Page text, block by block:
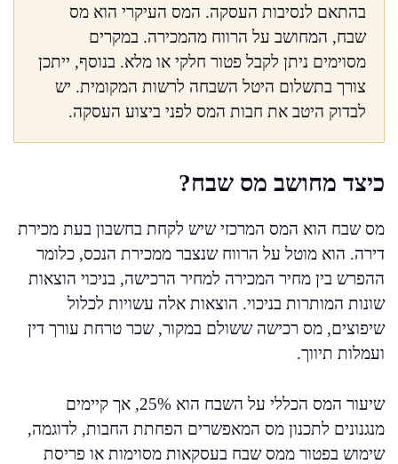
בהתאם לנסיבות העסקה. המס העיקרי הוא מס
שבח, המחושב על הרווח מהמכירה. במקרים
מסוימים ניתן לקבל פטור חלקי או מלא. בנוסף, ייתכן
צורך בתשלום היטל השבחה לרשות המקומית. יש
לבדוק היטב את חבות המס לפני ביצוע העסקה.
כיצד מחושב מס שבח?
מס שבח הוא המס המרכזי שיש לקחת בחשבון בעת מכירת
דירה. הוא מוטל על הרווח שנצבר ממכירת הנכס, כלומר
ההפרש בין מחיר המכירה למחיר הרכישה, בניכוי הוצאות
שונות המותרות בניכוי. הוצאות אלה עשויות לכלול
שיפוצים, מס רכישה ששולם במקור, שכר טרחת עורך דין
ועמלות תיווך.
שיעור המס הכללי על השבח הוא 25%, אך קיימים
מנגנונים לתכנון מס המאפשרים הפחתת החבות, לדוגמה,
שימוש בפטור ממס שבח בעסקאות מסוימות או פריסת